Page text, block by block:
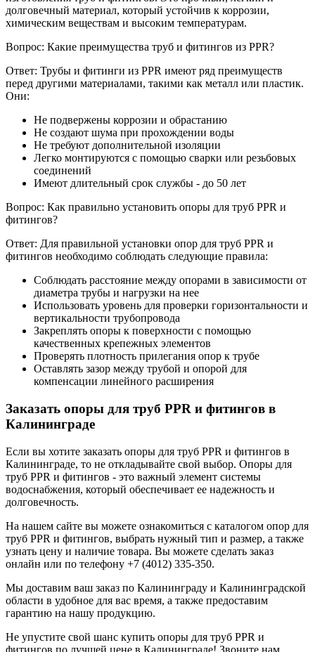
долговечный материал, который устойчив к коррозии,
химическим веществам и высоким температурам.
Вопрос: Какие преимущества труб и фитингов из PPR?
Ответ: Трубы и фитинги из PPR имеют ряд преимуществ
перед другими материалами, такими как металл или пластик.
Они:
Не подвержены коррозии и обрастанию
Не создают шума при прохождении воды
Не требуют дополнительной изоляции
Легко монтируются с помощью сварки или резьбовых
соединений
Имеют длительный срок службы - до 50 лет
Вопрос: Как правильно установить опоры для труб PPR и
фитингов?
Ответ: Для правильной установки опор для труб PPR и
фитингов необходимо соблюдать следующие правила:
Соблюдать расстояние между опорами в зависимости от
диаметра трубы и нагрузки на нее
Использовать уровень для проверки горизонтальности и
вертикальности трубопровода
Закреплять опоры к поверхности с помощью
качественных крепежных элементов
Проверять плотность прилегания опор к трубе
Оставлять зазор между трубой и опорой для
компенсации линейного расширения
Заказать опоры для труб PPR и фитингов в
Калининграде
Если вы хотите заказать опоры для труб PPR и фитингов в
Калининграде, то не откладывайте свой выбор. Опоры для
труб PPR и фитингов - это важный элемент системы
водоснабжения, который обеспечивает ее надежность и
долговечность.
На нашем сайте вы можете ознакомиться с каталогом опор для
труб PPR и фитингов, выбрать нужный тип и размер, а также
узнать цену и наличие товара. Вы можете сделать заказ
онлайн или по телефону +7 (4012) 335-350.
Мы доставим ваш заказ по Калининграду и Калининградской
области в удобное для вас время, а также предоставим
гарантию на нашу продукцию.
Не упустите свой шанс купить опоры для труб PPR и
фитингов по лучшей цене в Калининграде! Звоните нам